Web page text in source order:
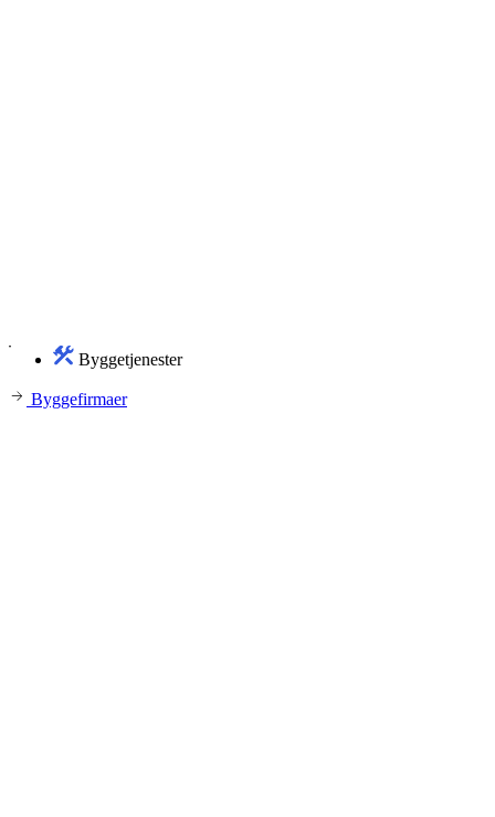
Byggetjenester
Byggefirmaer